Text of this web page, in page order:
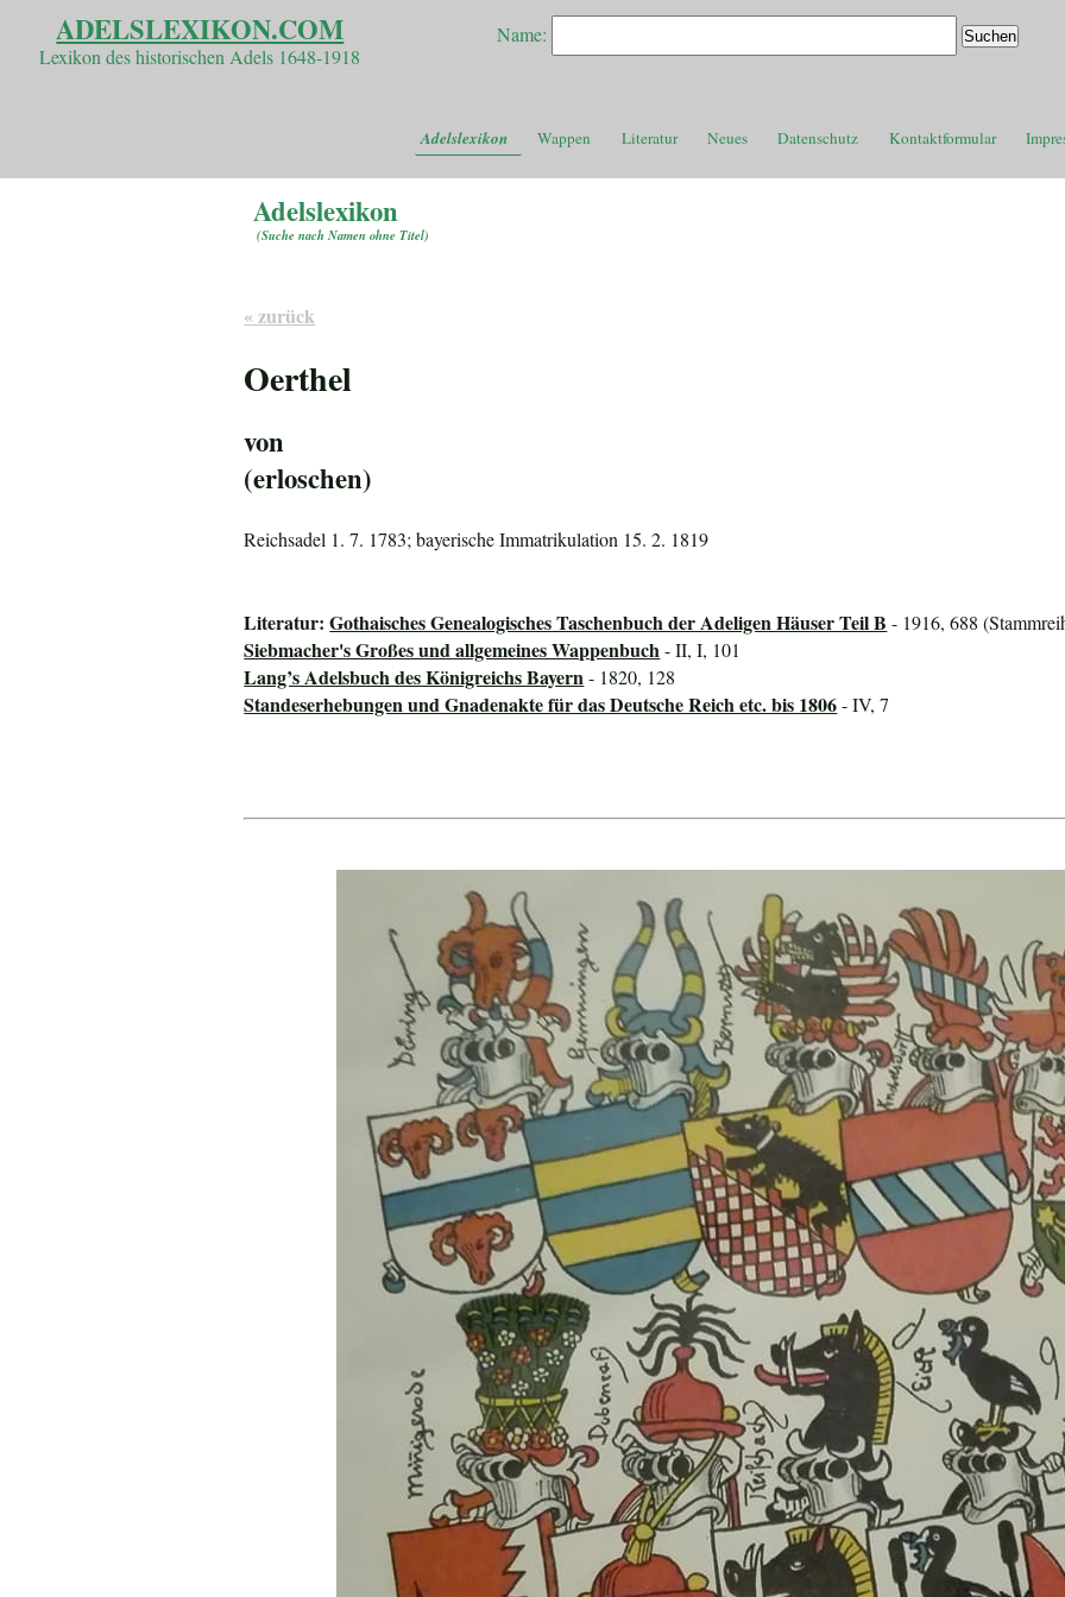
ADELSLEXIKON.COM
Lexikon des historischen Adels 1648-1918
Name:
Adelslexikon Wappen Literatur Neues Datenschutz Kontaktformular
Adelslexikon
(Suche nach Namen ohne Titel)
« zurück
Oerthel
von
(erloschen)
Reichsadel 1. 7. 1783; bayerische Immatrikulation 15. 2. 1819
Literatur:Gothaisches Genealogisches Taschenbuch der Adeligen Häuser Teil B - 1916, 688
Siebmacher's Großes und allgemeines Wappenbuch- II, I, 101
Lang’s Adelsbuch des Königreichs Bayern- 1820, 128
Standeserhebungen und Gnadenakte für das Deutsche Reich etc. bis 1806- IV, 7